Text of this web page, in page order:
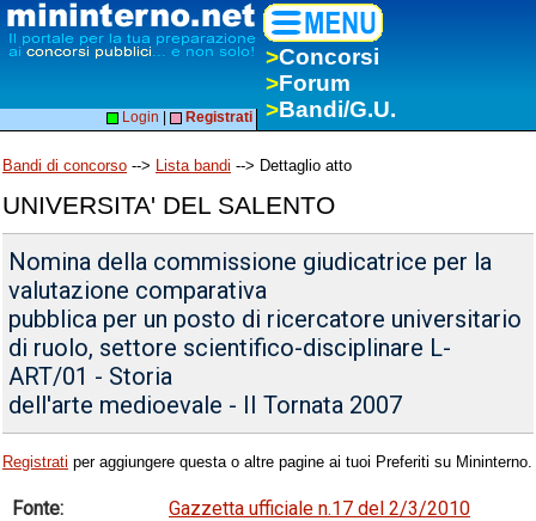
>Concorsi
>Forum
>Bandi/G.U.
Login Registrati
Bandi di concorso --> Lista bandi --> Dettaglio atto
UNIVERSITA' DEL SALENTO
Nomina della commissione giudicatrice per la
valutazione comparativa
pubblica per un posto di ricercatore universitario
di ruolo, settore scientifico-disciplinare L-
ART/01 - Storia
dell'arte medioevale - II Tornata 2007
Registrati per aggiungere questa o altre pagine ai tuoi Preferiti su Mininterno.
Fonte:
Gazzetta ufficiale n.17 del 2/3/2010